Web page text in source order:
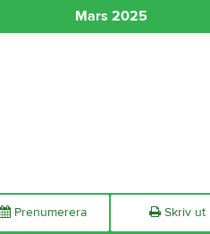
Mars 2025
Prenumerera Skriv ut